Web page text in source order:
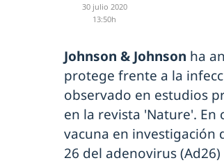
30 julio 2020
13:50h
Johnson & Johnson ha
protege frente a la
observado en estudios
en la revista 'Nature'.
vacuna en investigación
26 del adenovirus (Ad26)